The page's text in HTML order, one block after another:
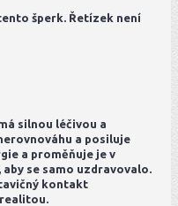
šperk. Řetízek není
silnou léčivou a
a posiluje
a proměňuje je v
se samo uzdravovalo.
kontakt